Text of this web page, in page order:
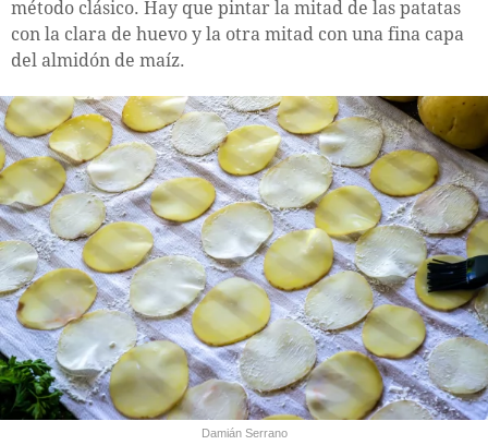
método clásico. Hay que pintar la mitad de las patatas
con la clara de huevo y la otra mitad con una fina capa
del almidón de maíz.
Damián Serrano